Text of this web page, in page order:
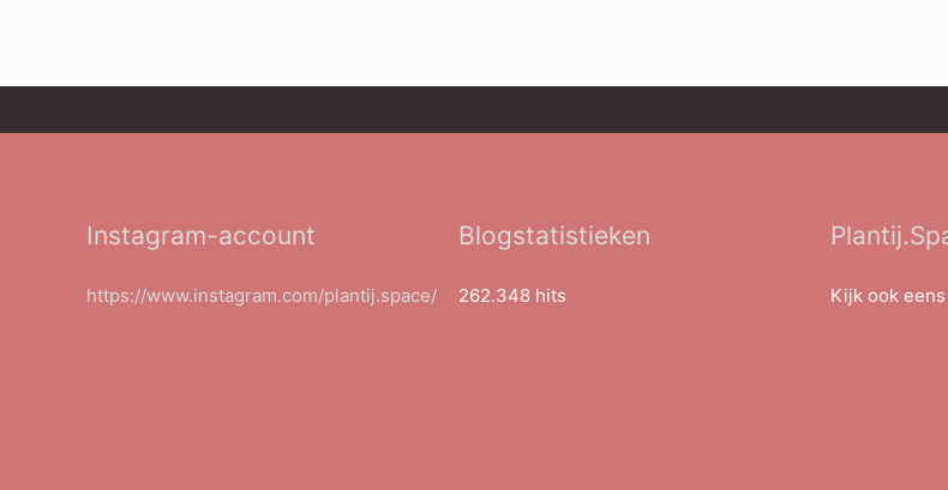
Instagram-account
https://www.instagram.com/plantij.space/
Blogstatistieken
262.348 hits Kijk ook